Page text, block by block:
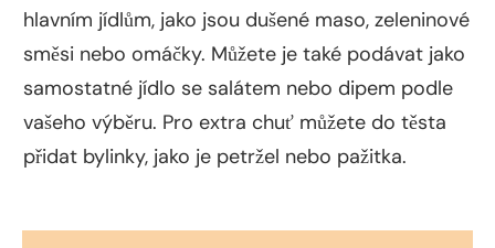
hlavním jídlům, jako jsou dušené maso, zeleninové
směsi nebo omáčky. Můžete je také podávat jako
samostatné jídlo se salátem nebo dipem podle
vašeho výběru. Pro extra chuť můžete do těsta
přidat bylinky, jako je petržel nebo pažitka.